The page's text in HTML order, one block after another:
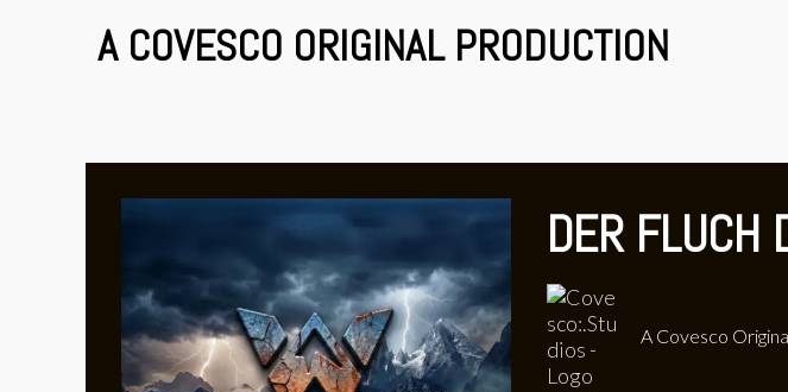
A COVESCO ORIGINAL PRODUCTION
DER FLUCH
A Covesco